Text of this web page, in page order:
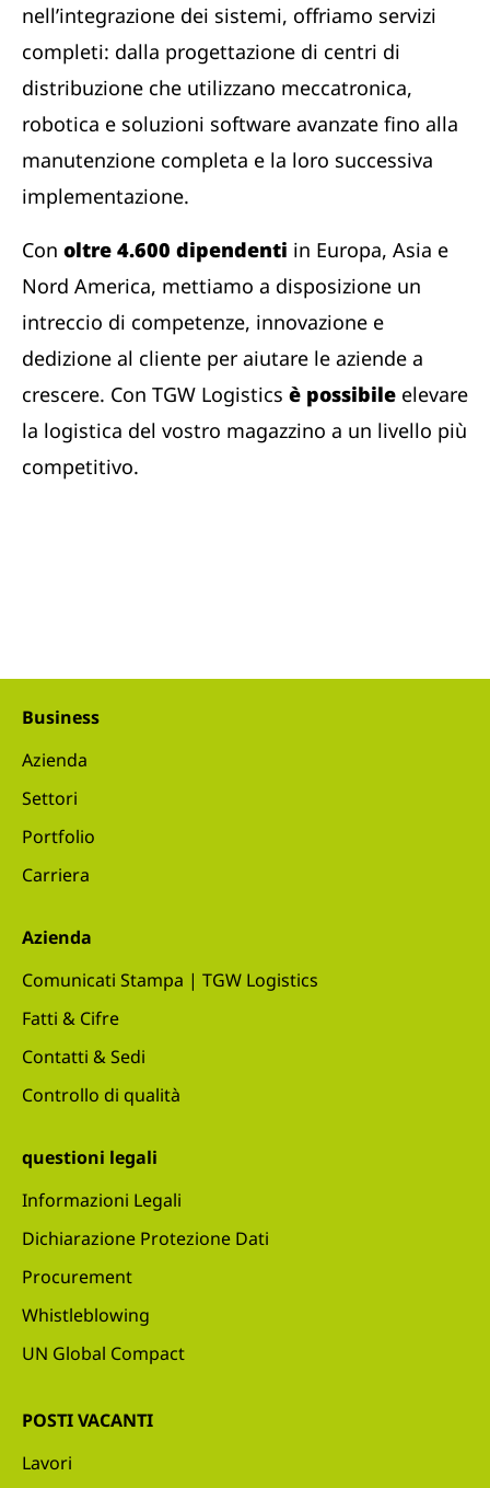
nell’integrazione dei sistemi, offriamo servizi
completi: dalla progettazione di centri di
distribuzione che utilizzano meccatronica,
robotica e soluzioni software avanzate fino alla
manutenzione completa e la loro successiva
implementazione.
Con oltre 4.600 dipendenti in Europa, Asia e
Nord America, mettiamo a disposizione un
intreccio di competenze, innovazione e
dedizione al cliente per aiutare le aziende a
crescere. Con TGW Logistics è possibile elevare
la logistica del vostro magazzino a un livello più
competitivo.
Business
Azienda
Settori
Portfolio
Carriera
Azienda
Comunicati Stampa | TGW Logistics
Fatti & Cifre
Contatti & Sedi
Controllo di qualità
questioni legali
Informazioni Legali
Dichiarazione Protezione Dati
Procurement
Whistleblowing
UN Global Compact
POSTI VACANTI
Lavori